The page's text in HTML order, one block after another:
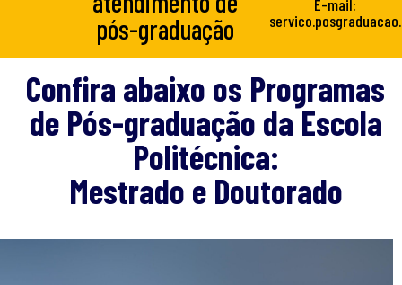
pós-graduação
E-mail:
Confira abaixo os Programas
de Pós-graduação da Escola
Politécnica:
Mestrado e Doutorado